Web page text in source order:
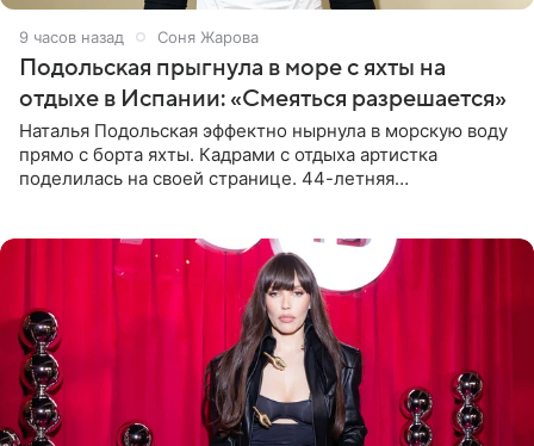
9 часов назад Соня Жарова
Подольская прыгнула в море с яхты на
отдыхе в Испании: «Смеяться разрешается»
Наталья Подольская эффектно нырнула в морскую воду
прямо с борта яхты. Кадрами с отдыха артистка
поделилась на своей странице. 44-летняя